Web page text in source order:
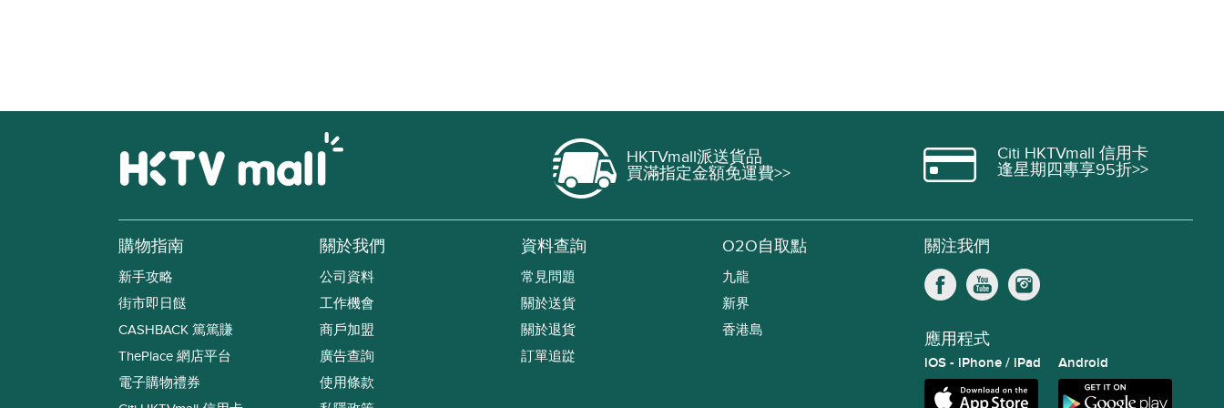
HKTVmall派送貨品
買滿指定金額免運費>>
Citi HKTVmall 信用卡
逢星期四專享95折>>
購物指南
新手攻略
街市即日餸
CASHBACK 篤篤賺
ThePlace 網店平台
電子購物禮券
關於我們
公司資料
工作機會
商戶加盟
廣告查詢
使用條款
資料查詢
常見問題
關於送貨
關於退貨
訂單追踨
O2O自取點
九龍
新界
香港島
關注我們
應用程式
iOS - iPhone / iPad Android